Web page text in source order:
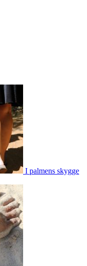
I palmens skygge